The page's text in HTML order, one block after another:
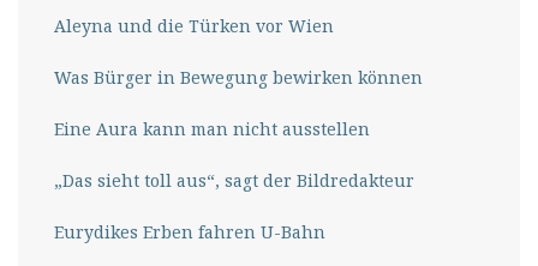
Aleyna und die Türken vor Wien
Was Bürger in Bewegung bewirken können
Eine Aura kann man nicht ausstellen
„Das sieht toll aus“, sagt der Bildredakteur
Eurydikes Erben fahren U-Bahn